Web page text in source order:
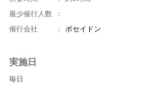
最少催行人数
：
催行会社
： ポセイドン
実施日
毎日